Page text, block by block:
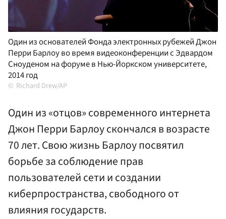
Один из основателей Фонда электронных рубежей Джон
Перри Барлоу во время видеоконференции с Эдвардом
Сноуденом на форуме в Нью-Йоркском университете,
2014 год
Richard Drew/AP
Один из «отцов» современного интернета
Джон Перри Барлоу скончался в возрасте
70 лет. Свою жизнь Барлоу посвятил
борьбе за соблюдение прав
пользователей сети и создании
киберпространства, свободного от
влияния государств.